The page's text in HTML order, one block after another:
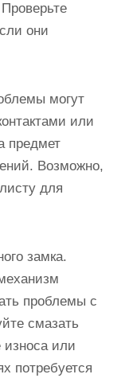
они
могут
или
предмет
Возможно,
для
замка.
проблемы с
смазать
износа или
потребуется